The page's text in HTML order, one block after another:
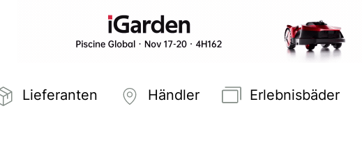
Lieferanten Händler Erlebnisbäder